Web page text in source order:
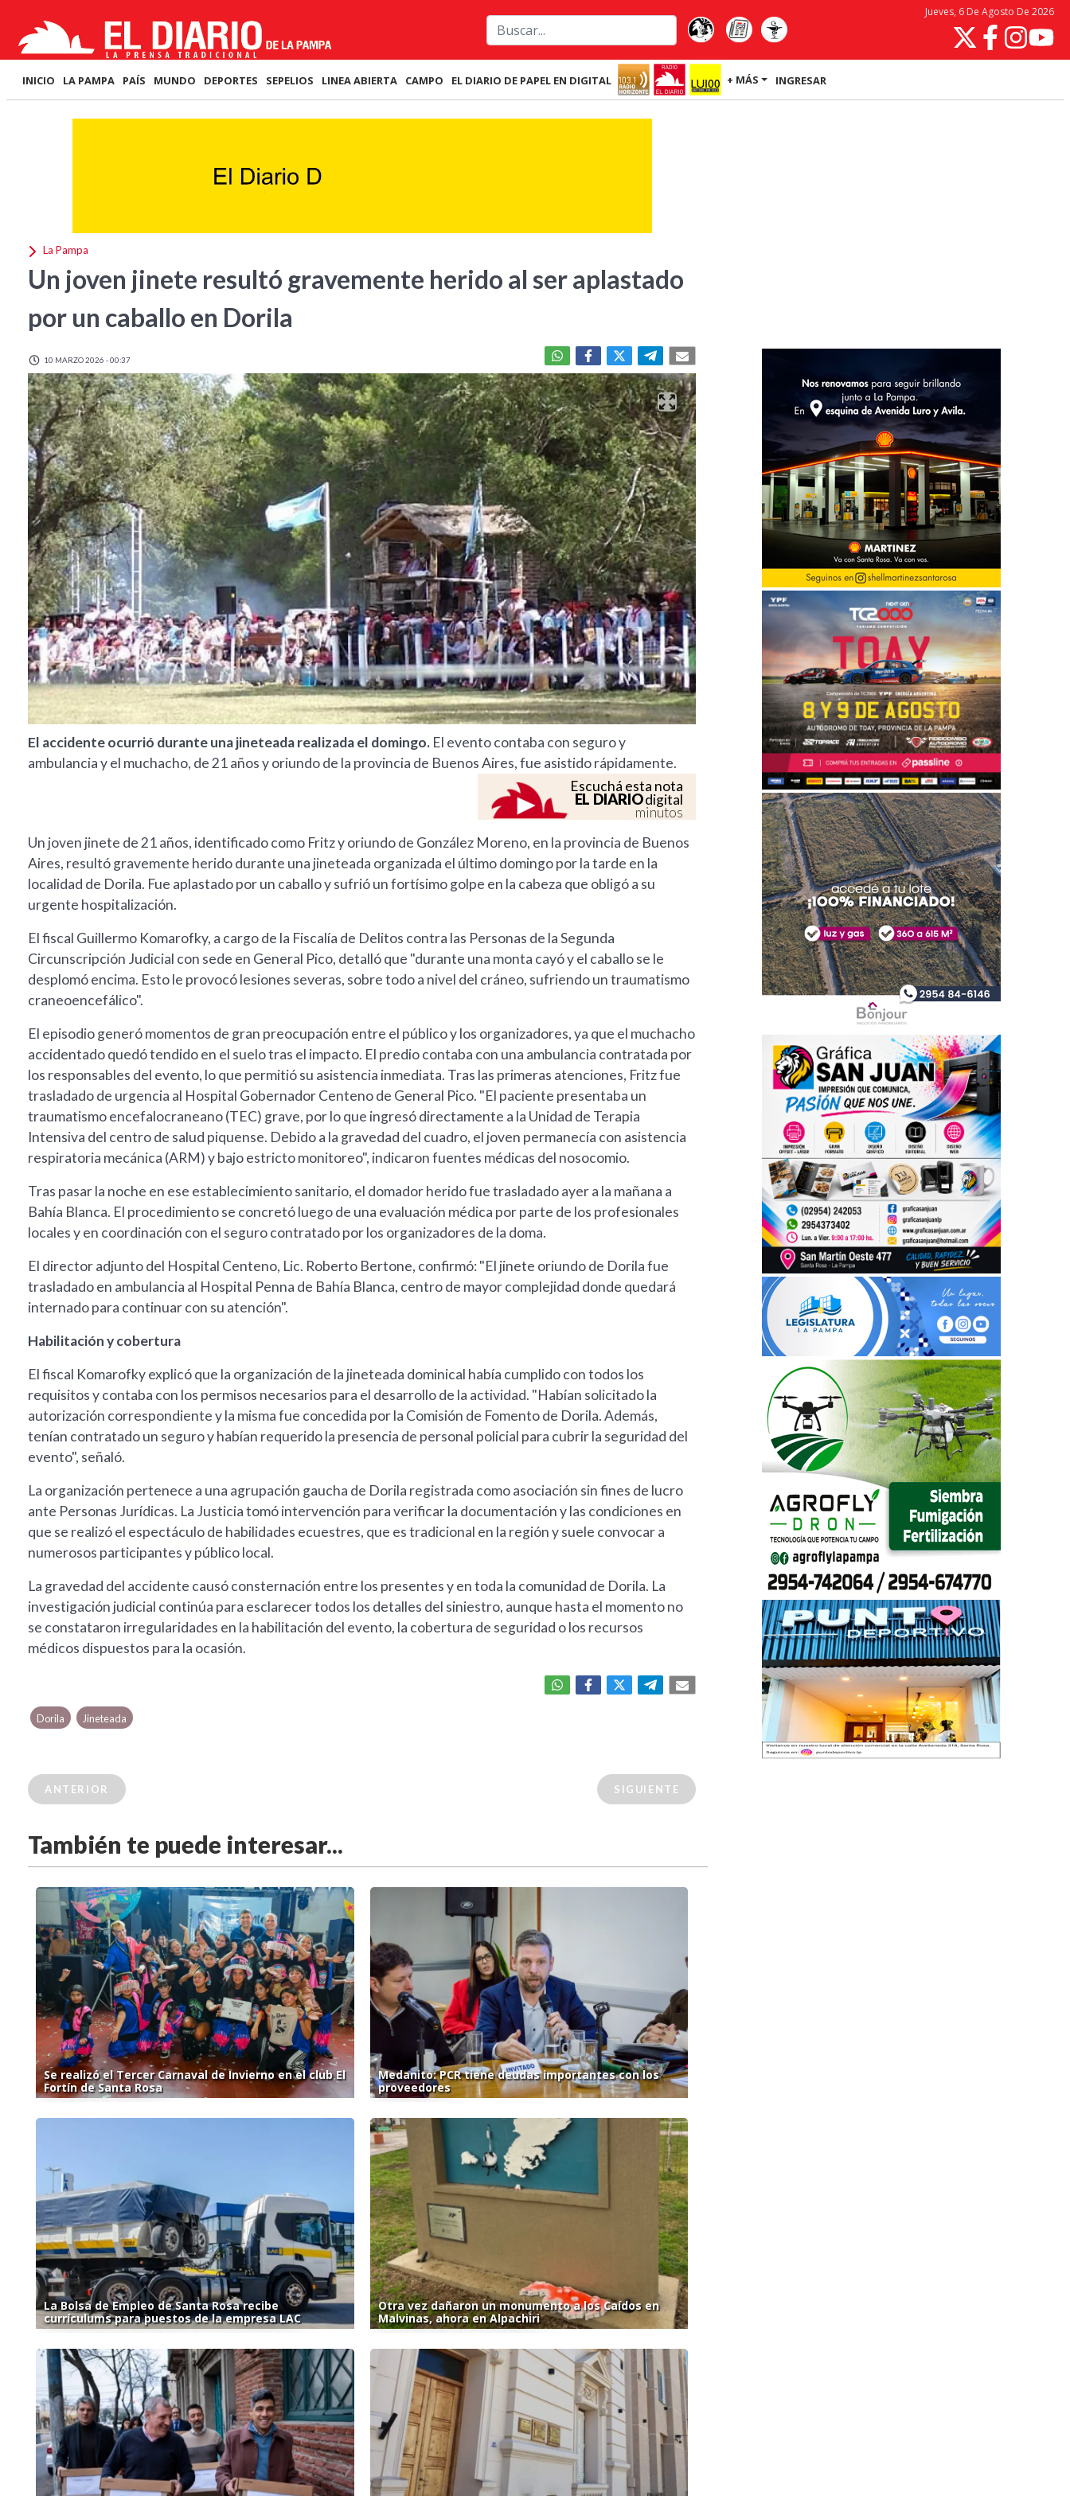
Jueves, 6 De Agosto De 2026
INICIO LA PAMPA PAÍS MUNDO DEPORTES SEPELIOS LINEA ABIERTA CAMPO EL DIARIO DE PAPEL EN DIGITAL + MÁS INGRESAR
La Pampa
Un joven jinete resultó gravemente herido al ser aplastado
por un caballo en Dorila
10 MARZO 2026 - 00:37
El accidente ocurrió durante una jineteada realizada el domingo. El evento contaba con seguro y
ambulancia y el muchacho, de 21 años y oriundo de la provincia de Buenos Aires, fue asistido rápidamente.
Escuchá esta nota
EL DIARIOdigital
minutos
Un joven jinete de 21 años, identificado como Fritz y oriundo de González Moreno, en la provincia de Buenos
Aires, resultó gravemente herido durante una jineteada organizada el último domingo por la tarde en la
localidad de Dorila. Fue aplastado por un caballo y sufrió un fortísimo golpe en la cabeza que obligó a su
urgente hospitalización.
El fiscal Guillermo Komarofky, a cargo de la Fiscalía de Delitos contra las Personas de la Segunda
Circunscripción Judicial con sede en General Pico, detalló que "durante una monta cayó y el caballo se le
desplomó encima. Esto le provocó lesiones severas, sobre todo a nivel del cráneo, sufriendo un traumatismo
craneoencefálico".
El episodio generó momentos de gran preocupación entre el público y los organizadores, ya que el muchacho
accidentado quedó tendido en el suelo tras el impacto. El predio contaba con una ambulancia contratada por
los responsables del evento, lo que permitió su asistencia inmediata. Tras las primeras atenciones, Fritz fue
trasladado de urgencia al Hospital Gobernador Centeno de General Pico. "El paciente presentaba un
traumatismo encefalocraneano (TEC) grave, por lo que ingresó directamente a la Unidad de Terapia
Intensiva del centro de salud piquense. Debido a la gravedad del cuadro, el joven permanecía con asistencia
respiratoria mecánica (ARM) y bajo estricto monitoreo", indicaron fuentes médicas del nosocomio.
Tras pasar la noche en ese establecimiento sanitario, el domador herido fue trasladado ayer a la mañana a
Bahía Blanca. El procedimiento se concretó luego de una evaluación médica por parte de los profesionales
locales y en coordinación con el seguro contratado por los organizadores de la doma.
El director adjunto del Hospital Centeno, Lic. Roberto Bertone, confirmó: "El jinete oriundo de Dorila fue
trasladado en ambulancia al Hospital Penna de Bahía Blanca, centro de mayor complejidad donde quedará
internado para continuar con su atención".
Habilitación y cobertura
El fiscal Komarofky explicó que la organización de la jineteada dominical había cumplido con todos los
requisitos y contaba con los permisos necesarios para el desarrollo de la actividad. "Habían solicitado la
autorización correspondiente y la misma fue concedida por la Comisión de Fomento de Dorila. Además,
tenían contratado un seguro y habían requerido la presencia de personal policial para cubrir la seguridad del
evento", señaló.
La organización pertenece a una agrupación gaucha de Dorila registrada como asociación sin fines de lucro
ante Personas Jurídicas. La Justicia tomó intervención para verificar la documentación y las condiciones en
que se realizó el espectáculo de habilidades ecuestres, que es tradicional en la región y suele convocar a
numerosos participantes y público local.
La gravedad del accidente causó consternación entre los presentes y en toda la comunidad de Dorila. La
investigación judicial continúa para esclarecer todos los detalles del siniestro, aunque hasta el momento no
se constataron irregularidades en la habilitación del evento, la cobertura de seguridad o los recursos
médicos dispuestos para la ocasión.
Dorila Jineteada
ANTERIOR SIGUIENTE
También te puede interesar...
Se realizó el Tercer Carnaval de Invierno en el club El
Fortín de Santa Rosa
Medanito: PCR tiene deudas importantes con los
proveedores
La Bolsa de Empleo de Santa Rosa recibe
currículums para puestos de la empresa LAC
Otra vez dañaron un monumento a los Caídos en
Malvinas, ahora en Alpachiri